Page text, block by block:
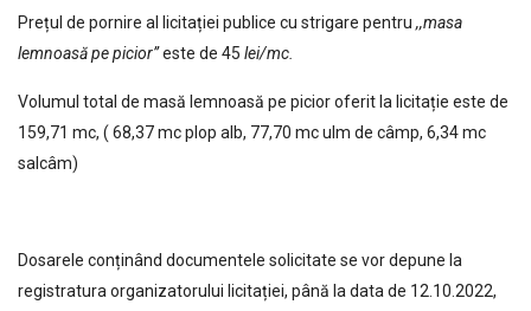
Prețul de pornire al licitației publice cu strigare pentru ,,masa
lemnoasă pe picior”este de 45 lei/mc.
Volumul total de masă lemnoasă pe picior oferit la licitație este de
159,71 mc, ( 68,37 mc plop alb, 77,70 mc ulm de câmp, 6,34 mc
salcâm)
Dosarele conținând documentele solicitate se vor depune la
registratura organizatorului licitației, până la data de 12.10.2022,